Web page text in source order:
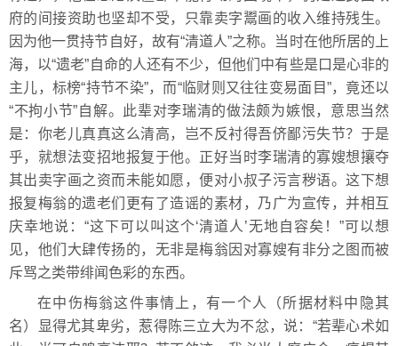
府的间接资助也坚却不受，只靠卖字鬻画的收入维持残生。
因为他一贯持节自好，故有“清道人”之称。当时在他所居的上
海，以“遗老”自命的人还有不少，但他们中有些是口是心非的
主儿，标榜“持节不染”，而“临财则又往往变易面目”，竟还以
“不拘小节”自解。此辈对李瑞清的做法颇为嫉恨，意思当然
是：你老儿真真这么清高，岂不反衬得吾侪鄙污失节？于是
乎，就想法变招地报复于他。正好当时李瑞清的寡嫂想攘夺
其出卖字画之资而未能如愿，便对小叔子污言秽语。这下想
报复梅翁的遗老们更有了造谣的素材，乃广为宣传，并相互
庆幸地说：“这下可以叫这个‘清道人’无地自容矣！”可以想
见，他们大肆传扬的，无非是梅翁因对寡嫂有非分之图而被
斥骂之类带绯闻色彩的东西。
在中伤梅翁这件事情上，有一个人（所据材料中隐其
名）显得尤其卑劣，惹得陈三立大为不忿，说：“若辈心术如